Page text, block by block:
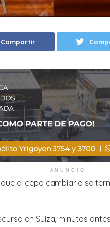
Compartir
ANUNCIO
el cepo cambiario se
en Suiza, minutos